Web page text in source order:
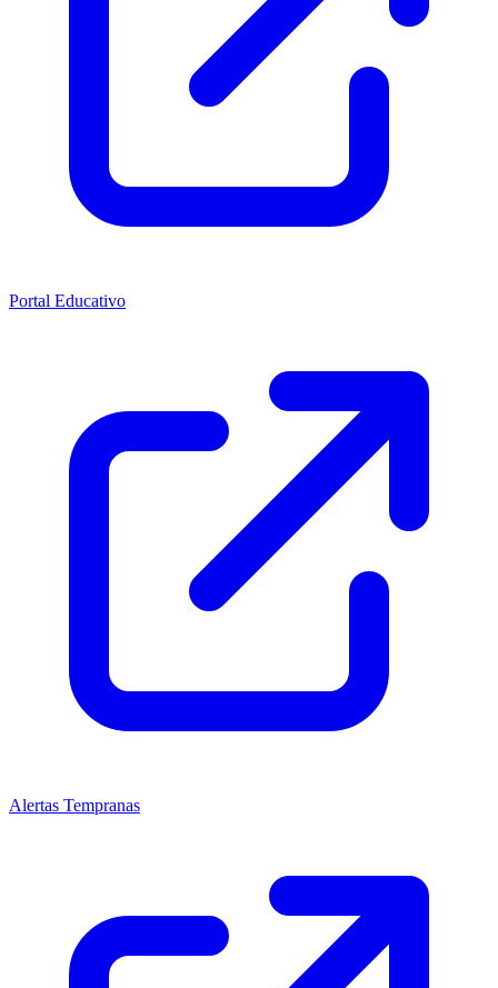
Portal Educativo
Alertas Tempranas